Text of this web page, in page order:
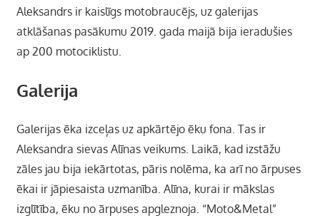
Aleksandrs ir kaislīgs motobraucējs, uz galerijas
atklāšanas pasākumu 2019. gada maijā bija ieradušies
ap 200 motociklistu.
Galerija
Galerijas ēka izceļas uz apkārtējo ēku fona. Tas ir
Aleksandra sievas Alīnas veikums. Laikā, kad izstāžu
zāles jau bija iekārtotas, pāris nolēma, ka arī no ārpuses
ēkai ir jāpiesaista uzmanība. Alīna, kurai ir mākslas
izglītība, ēku no ārpuses apgleznoja. “Moto&Metal”